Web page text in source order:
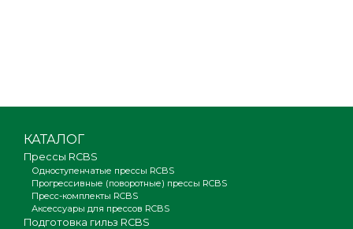
КАТАЛОГ
Прессы RCBS
Одноступенчатые прессы RCBS
Прогрессивные (поворотные) прессы RCBS
Пресс-комплекты RCBS
Аксессуары для прессов RCBS
Подготовка гильз RCBS